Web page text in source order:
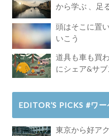
から学ぶ 、足
頭はそこに置
いこう
道具も車も買
にシェア&サ
EDITOR’S PICKS #ワ
東京から好ア